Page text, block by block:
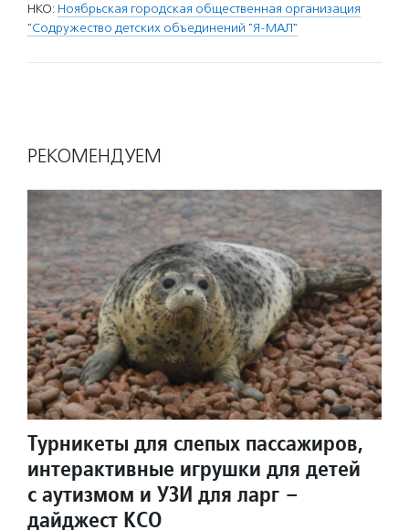
НКО: Ноябрьская городская общественная организация
"Содружество детских объединений "Я-МАЛ"
РЕКОМЕНДУЕМ
Турникеты для слепых пассажиров,
интерактивные игрушки для детей
с аутизмом и УЗИ для ларг –
дайджест КСО